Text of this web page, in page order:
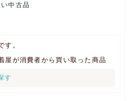
中古品
す。
屋が消費者から買い取った商品
す